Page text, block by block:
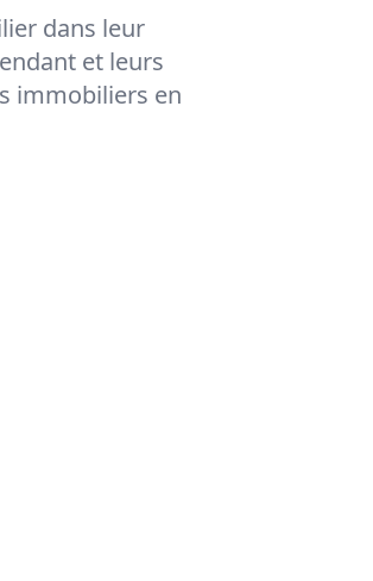
dans leur
et leurs
immobiliers en